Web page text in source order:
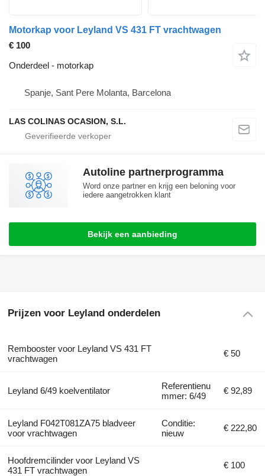
Motorkap voor Leyland VS 431 FT vrachtwagen
€ 100
Onderdeel - motorkap
Spanje, Sant Pere Molanta, Barcelona
LAS COLINAS OCASION, S.L.
Autoline partnerprogramma
Word onze partner en krijg een beloning voor
iedere aangetrokken klant
Bekijk een aanbieding
Prijzen voor Leyland onderdelen
Rembooster voor Leyland VS 431 FT
vrachtwagen
€ 50
Leyland 6/49 koelventilator
Referentienu
mmer: 6/49
€ 92,89
Leyland F042T081ZA75 bladveer
voor vrachtwagen
Conditie:
nieuw
€ 222,80
Hoofdremcilinder voor Leyland VS
431 FT vrachtwagen
€ 100